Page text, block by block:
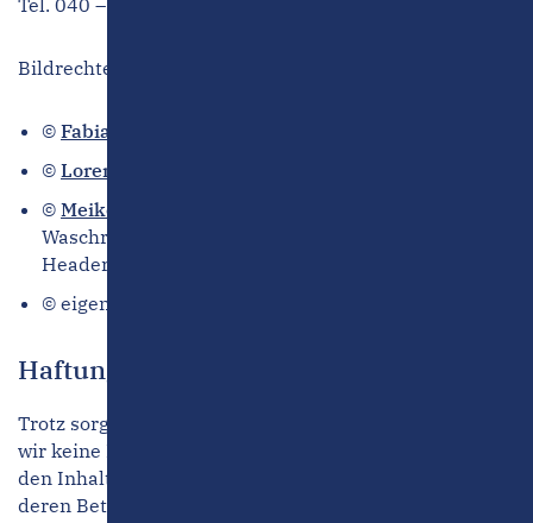
Tel. 040 – 4 28 81 – 2008
Bildrechte:
© Fabian Frühling
© Lorenz Oberdoerster
© Meike Hansen, Archimage
Waschraum, Außenansichten unter dem Luftbild,
Header und Teaser)
© eigenes Bildmaterial
Haftungsausschluss (Disclaimer)
Trotz sorgfältiger inhaltlicher Kontrolle übernehmen
wir keine Haftung für die Inhalte externer Links. Für
den Inhalt der verlinkten Seiten sind ausschließlich
deren Betreiber verantwortlich.